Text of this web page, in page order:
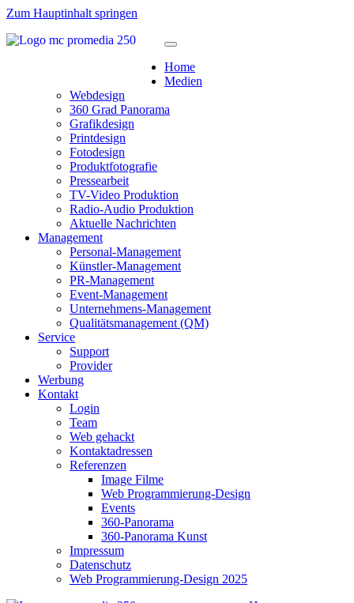
Zum Hauptinhalt springen
Home
Medien
Webdesign
360 Grad Panorama
Grafikdesign
Printdesign
Fotodesign
Produktfotografie
Pressearbeit
TV-Video Produktion
Radio-Audio Produktion
Aktuelle Nachrichten
Management
Personal-Management
Künstler-Management
PR-Management
Event-Management
Unternehmens-Management
Qualitätsmanagement (QM)
Service
Support
Provider
Werbung
Kontakt
Login
Team
Web gehackt
Kontaktadressen
Referenzen
Image Filme
Web Programmierung-Design
Events
360-Panorama
360-Panorama Kunst
Impressum
Datenschutz
Web Programmierung-Design 2025